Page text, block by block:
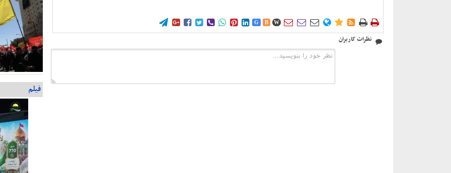
        G B W        
نظرات کاربران
فیلم